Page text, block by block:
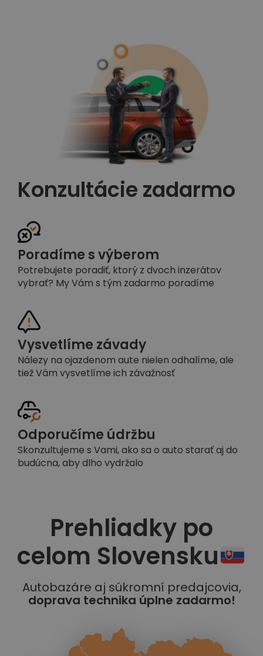
Konzultácie zadarmo
Poradíme s výberom
Potrebujete poradiť, ktorý z dvoch inzerátov
vybrať? My Vám s tým zadarmo poradíme
Vysvetlíme závady
Nálezy na ojazdenom aute nielen odhalíme, ale
tiež Vám vysvetlíme ich závažnosť
Odporučíme údržbu
Skonzultujeme s Vami, ako sa o auto starať aj do
budúcna, aby dlho vydržalo
Prehliadky po
celom Slovensku
Autobazáre aj súkromní predajcovia,
doprava technika úplne zadarmo!